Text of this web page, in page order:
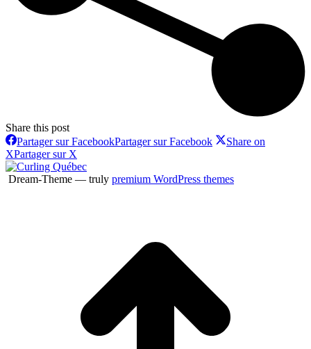
Share this post
Partager sur FacebookPartager sur Facebook
Share on
XPartager sur X
Dream-Theme — truly premium WordPress themes